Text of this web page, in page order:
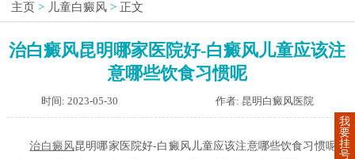
主页 > 儿童白癜风 > 正文
治白癜风昆明哪家医院好-白癜风儿童应该注
意哪些饮食习惯呢
时间: 2023-05-30 作者: 昆明白癜风医院
治白癜风昆明哪家医院好-白癜风儿童应该注意哪些饮食习惯呢？
我
要
挂
号